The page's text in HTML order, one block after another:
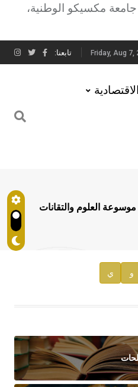
مكسيكو الوطنية،
Friday, Aug 7, تابعنا:
موسوعة العلوم والتقانات
و ي